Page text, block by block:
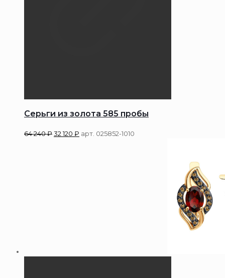
Серьги из золота 585 пробы
64 240₽32 120 ₽ арт. 025852-1010